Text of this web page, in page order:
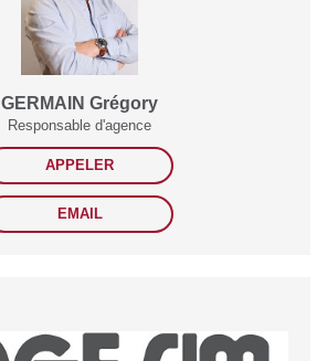
GERMAIN Grégory
Responsable d'agence
APPELER
EMAIL